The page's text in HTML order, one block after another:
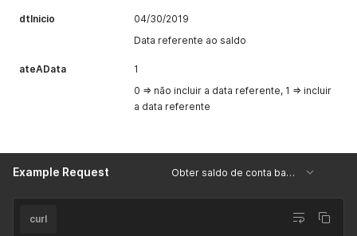
dtInicio
04/30/2019
Data referente ao saldo
ateAData
1
0 => não incluir a data referente, 1 => incluir
a data referente
Example Request Obter saldo de conta bancária
curl